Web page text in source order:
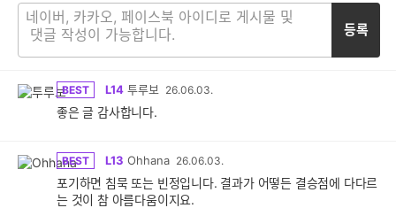
등록
BEST L14 투루보 26.06.03.
좋은 글 감사합니다.
BEST L13 Ohhana 26.06.03.
포기하면 침묵 또는 빈정입니다. 결과가 어떻든 결승점에 다다르
는 것이 참 아름다움이지요.